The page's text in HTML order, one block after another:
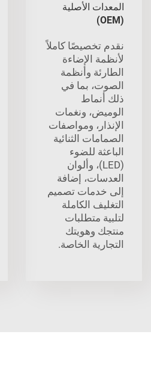
المعدات الأصلية
(OEM)
نقدم تخصيصًا كاملاً
لأنظمة الإضاءة
الطارئة وأنظمة
الصوت، بما في
ذلك أنماط
الوميض، ونغمات
الإنذار، ومواصفات
الصمامات الثنائية
الباعثة للضوء
(LED)، وألوان
العدسات، إضافة
إلى خدمات تصميم
التغليف الكاملة
لتلبية متطلبات
منتجك وهويتك
التجارية الخاصة.